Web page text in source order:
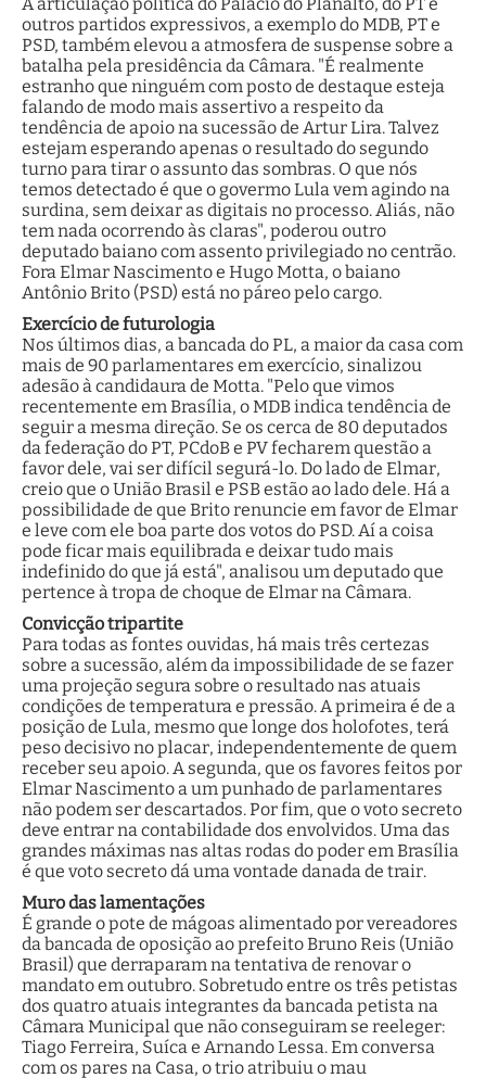
outros partidos expressivos, a exemplo do MDB, PT e
PSD, também elevou a atmosfera de suspense sobre a
batalha pela presidência da Câmara. "É realmente
estranho que ninguém com posto de destaque esteja
falando de modo mais assertivo a respeito da
tendência de apoio na sucessão de Artur Lira. Talvez
estejam esperando apenas o resultado do segundo
turno para tirar o assunto das sombras. O que nós
temos detectado é que o govermo Lula vem agindo na
surdina, sem deixar as digitais no processo. Aliás, não
tem nada ocorrendo às claras", poderou outro
deputado baiano com assento privilegiado no centrão.
Fora Elmar Nascimento e Hugo Motta, o baiano
Antônio Brito (PSD) está no páreo pelo cargo.
Exercício de futurologia
Nos últimos dias, a bancada do PL, a maior da casa com
mais de 90 parlamentares em exercício, sinalizou
adesão à candidaura de Motta. "Pelo que vimos
recentemente em Brasília, o MDB indica tendência de
seguir a mesma direção. Se os cerca de 80 deputados
da federação do PT, PCdoB e PV fecharem questão a
favor dele, vai ser difícil segurá-lo. Do lado de Elmar,
creio que o União Brasil e PSB estão ao lado dele. Há a
possibilidade de que Brito renuncie em favor de Elmar
e leve com ele boa parte dos votos do PSD. Aí a coisa
pode ficar mais equilibrada e deixar tudo mais
indefinido do que já está", analisou um deputado que
pertence à tropa de choque de Elmar na Câmara.
Convicção tripartite
Para todas as fontes ouvidas, há mais três certezas
sobre a sucessão, além da impossibilidade de se fazer
uma projeção segura sobre o resultado nas atuais
condições de temperatura e pressão. A primeira é de a
posição de Lula, mesmo que longe dos holofotes, terá
peso decisivo no placar, independentemente de quem
receber seu apoio. A segunda, que os favores feitos por
Elmar Nascimento a um punhado de parlamentares
não podem ser descartados. Por fim, que o voto secreto
deve entrar na contabilidade dos envolvidos. Uma das
grandes máximas nas altas rodas do poder em Brasília
é que voto secreto dá uma vontade danada de trair.
Muro das lamentações
É grande o pote de mágoas alimentado por vereadores
da bancada de oposição ao prefeito Bruno Reis (União
Brasil) que derraparam na tentativa de renovar o
mandato em outubro. Sobretudo entre os três petistas
dos quatro atuais integrantes da bancada petista na
Câmara Municipal que não conseguiram se reeleger:
Tiago Ferreira, Suíca e Arnando Lessa. Em conversa
com os pares na Casa, o trio atribuiu o mau